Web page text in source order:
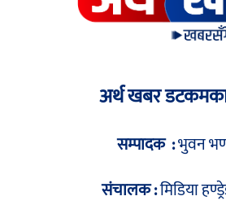
अर्थ खबर
सम्पादक :भुवन
संचालक :मिडिया